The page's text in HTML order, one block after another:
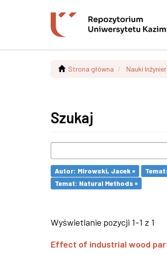
Strona główna Nauki
Szukaj
Autor: Mirowski, Jacek ×
Temat: Natural Methods ×
Wyświetlanie pozycji 1-1 z 1
Effect of industrial wood